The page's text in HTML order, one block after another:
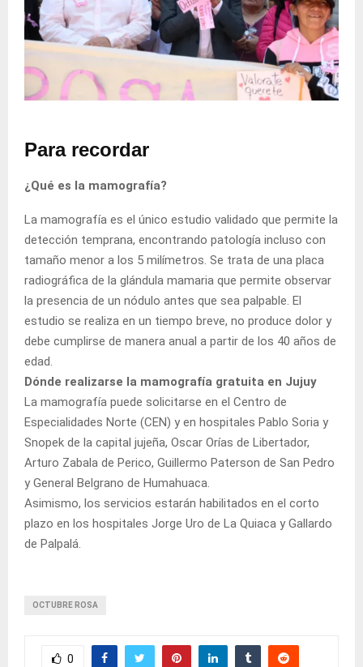
Para recordar
¿Qué es la mamografía?
La mamografía es el único estudio validado que permite la
detección temprana, encontrando patología incluso con
tamaño menor a los 5 milímetros. Se trata de una placa
radiográfica de la glándula mamaria que permite observar
la presencia de un nódulo antes que sea palpable. El
estudio se realiza en un tiempo breve, no produce dolor y
debe cumplirse de manera anual a partir de los 40 años de
edad.
Dónde realizarse la mamografía gratuita en Jujuy
La mamografía puede solicitarse en el Centro de
Especialidades Norte (CEN) y en hospitales Pablo Soria y
Snopek de la capital jujeña, Oscar Orías de Libertador,
Arturo Zabala de Perico, Guillermo Paterson de San Pedro
y General Belgrano de Humahuaca.
Asimismo, los servicios estarán habilitados en el corto
plazo en los hospitales Jorge Uro de La Quiaca y Gallardo
de Palpalá.
OCTUBRE ROSA
0